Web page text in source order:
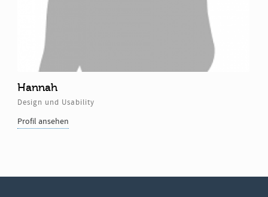
Hannah
Design und Usability
Profil ansehen